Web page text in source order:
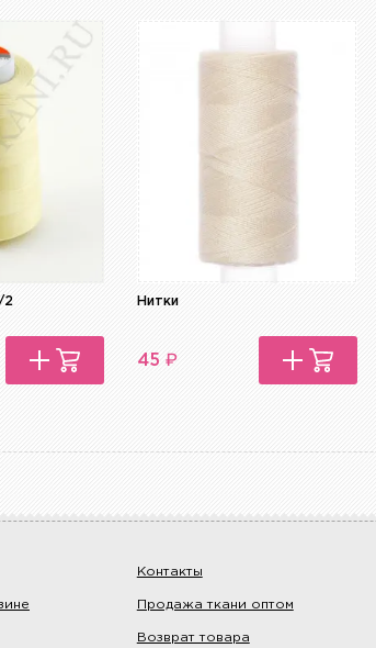
2 Нитки
45 ₽
Контакты
Продажа ткани оптом
Возврат товара